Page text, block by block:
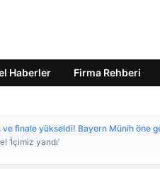
Haberler Firma Rehberi
finale yükseldi! Bayern Münih öne
‘İçimiz yandı’